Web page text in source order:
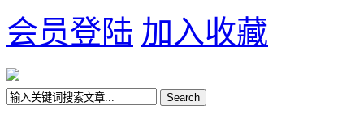
会员登陆 加入收藏